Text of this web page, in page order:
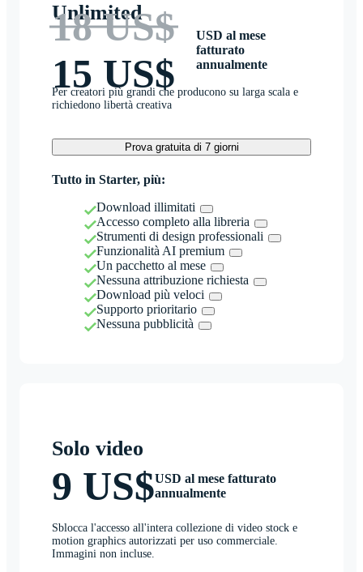
Unlimited
18 US$
15 US$
USD al mese
fatturato
annualmente
Per creatori più grandi che producono su larga scala e
richiedono libertà creativa
Prova gratuita di 7 giorni
Tutto in Starter, più:
Download illimitati
Accesso completo alla libreria
Strumenti di design professionali
Funzionalità AI premium
Un pacchetto al mese
Nessuna attribuzione richiesta
Download più veloci
Supporto prioritario
Nessuna pubblicità
Solo video
9 US$USD al mese fatturato
annualmente
Sblocca l'accesso all'intera collezione di video stock e
motion graphics autorizzati per uso commerciale.
Immagini non incluse.